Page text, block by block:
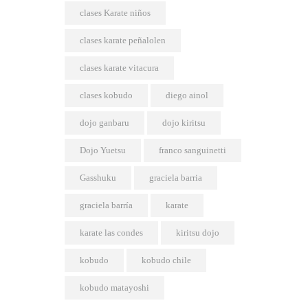
clases Karate niños
clases karate peñalolen
clases karate vitacura
clases kobudo diego ainol
dojo ganbaru dojo kiritsu
Dojo Yuetsu franco sanguinetti
Gasshuku graciela barria
graciela barría karate
karate las condes kiritsu dojo
kobudo kobudo chile
kobudo matayoshi